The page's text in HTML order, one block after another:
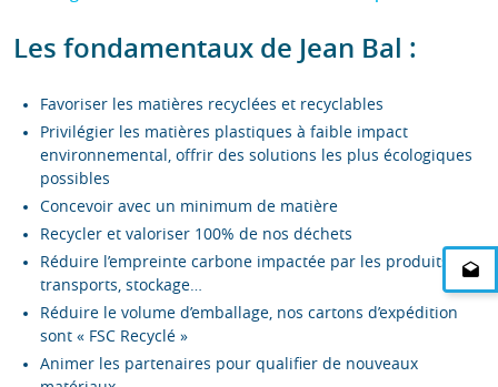
Les fondamentaux de Jean Bal :
Favoriser les matières recyclées et recyclables
Privilégier les matières plastiques à faible impact
environnemental, offrir des solutions les plus écologiques
possibles
Concevoir avec un minimum de matière
Recycler et valoriser 100% de nos déchets
Réduire l’empreinte carbone impactée par les produits :
transports, stockage…
Réduire le volume d’emballage, nos cartons d’expédition
sont « FSC Recyclé »
Animer les partenaires pour qualifier de nouveaux